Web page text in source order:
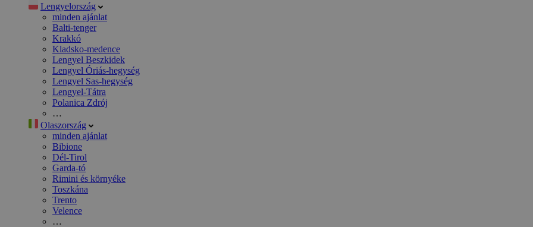
Lengyelország
minden ajánlat
Balti-tenger
Krakkó
Kladsko-medence
Lengyel Beszkidek
Lengyel Óriás-hegység
Lengyel Sas-hegység
Lengyel-Tátra
Polanica Zdrój
…
Olaszország
minden ajánlat
Bibione
Dél-Tirol
Garda-tó
Rimini és környéke
Toszkána
Trento
Velence
…